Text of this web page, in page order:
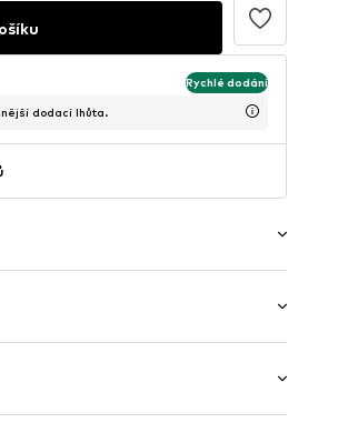
Rychlé dodání
dodací lhůta.